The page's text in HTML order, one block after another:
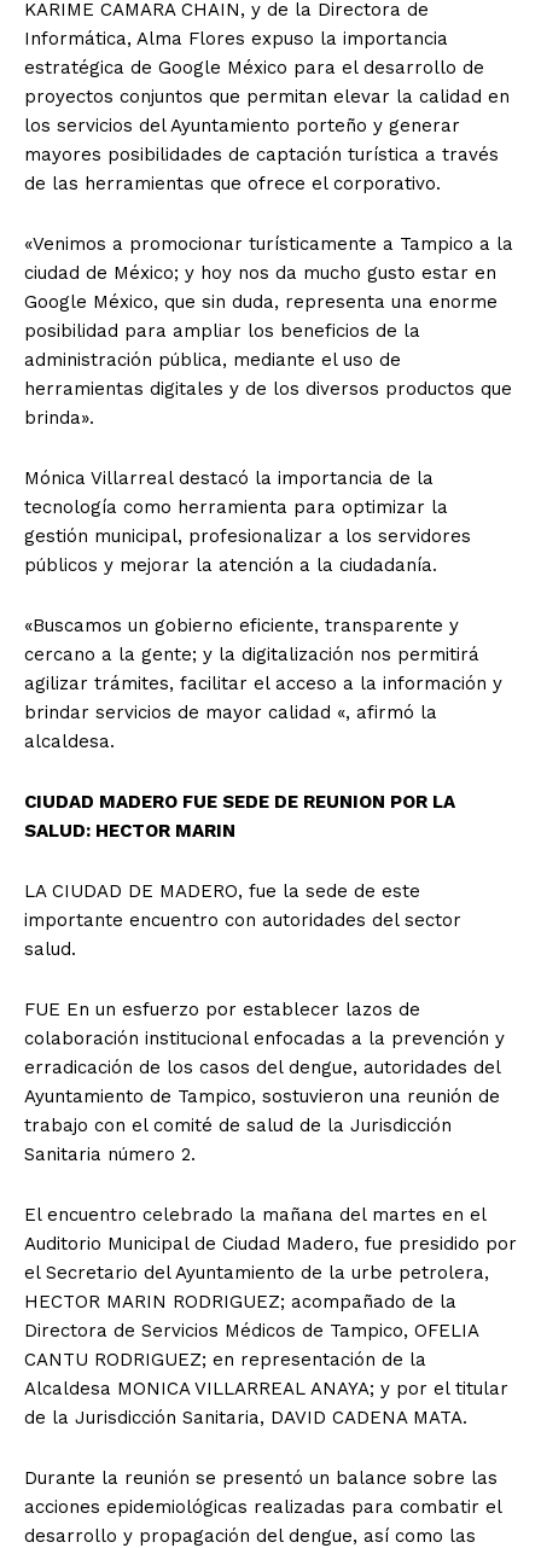
KARIME CAMARA CHAIN, y de la Directora de
Informática, Alma Flores expuso la importancia
estratégica de Google México para el desarrollo de
proyectos conjuntos que permitan elevar la calidad en
los servicios del Ayuntamiento porteño y generar
mayores posibilidades de captación turística a través
de las herramientas que ofrece el corporativo.
«Venimos a promocionar turísticamente a Tampico a la
ciudad de México; y hoy nos da mucho gusto estar en
Google México, que sin duda, representa una enorme
posibilidad para ampliar los beneficios de la
administración pública, mediante el uso de
herramientas digitales y de los diversos productos que
brinda».
Mónica Villarreal destacó la importancia de la
tecnología como herramienta para optimizar la
gestión municipal, profesionalizar a los servidores
públicos y mejorar la atención a la ciudadanía.
«Buscamos un gobierno eficiente, transparente y
cercano a la gente; y la digitalización nos permitirá
agilizar trámites, facilitar el acceso a la información y
brindar servicios de mayor calidad «, afirmó la
alcaldesa.
CIUDAD MADERO FUE SEDE DE REUNION POR LA
SALUD: HECTOR MARIN
LA CIUDAD DE MADERO, fue la sede de este
importante encuentro con autoridades del sector
salud.
FUE En un esfuerzo por establecer lazos de
colaboración institucional enfocadas a la prevención y
erradicación de los casos del dengue, autoridades del
Ayuntamiento de Tampico, sostuvieron una reunión de
trabajo con el comité de salud de la Jurisdicción
Sanitaria número 2.
El encuentro celebrado la mañana del martes en el
Auditorio Municipal de Ciudad Madero, fue presidido por
el Secretario del Ayuntamiento de la urbe petrolera,
HECTOR MARIN RODRIGUEZ; acompañado de la
Directora de Servicios Médicos de Tampico, OFELIA
CANTU RODRIGUEZ; en representación de la
Alcaldesa MONICA VILLARREAL ANAYA; y por el titular
de la Jurisdicción Sanitaria, DAVID CADENA MATA.
Durante la reunión se presentó un balance sobre las
acciones epidemiológicas realizadas para combatir el
desarrollo y propagación del dengue, así como las